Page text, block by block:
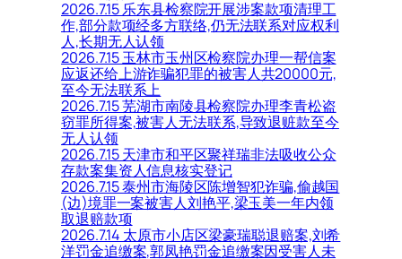
2026.7.15 乐东县检察院开展涉案款项清理工
作,部分款项经多方联络,仍无法联系对应权利
人,长期无人认领
2026.7.15 玉林市玉州区检察院办理一帮信案
应返还给上游诈骗犯罪的被害人共20000元,
至今无法联系上
2026.7.15 芜湖市南陵县检察院办理李青松盗
窃罪所得案,被害人无法联系,导致退赃款至今
无人认领
2026.7.15 天津市和平区聚祥瑞非法吸收公众
存款案集资人信息核实登记
2026.7.15 泰州市海陵区陈增智犯诈骗,偷越国
(边)境罪一案被害人刘艳平,梁玉美一年内领
取退赔款项
2026.7.14 太原市小店区梁豪瑞聪退赔案,刘希
洋罚金追缴案,郭凤艳罚金追缴案因受害人未